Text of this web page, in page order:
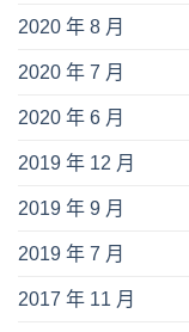
2020 年 8 月
2020 年 7 月
2020 年 6 月
2019 年 12 月
2019 年 9 月
2019 年 7 月
2017 年 11 月